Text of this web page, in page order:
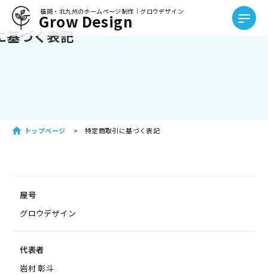
福岡・北九州のホームページ制作｜グロウデザイン
Grow Design
基づく表記
トップページ 特定商取引に基づく表記
屋号
グロウデザイン
代表者
岩村 彰斗